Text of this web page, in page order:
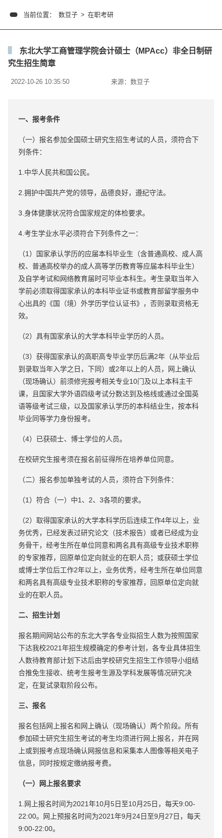
当前位置： 数豆子 > 在职考研
东北大学工商管理学院会计硕士（MPAcc）非全日制研
究生招生简章
2022-10-26 10:35:50 来源： 数豆子
一、报考条件
（一）报名参加全国硕士研究生招生考试的人员，须符合下
列条件：
1.中华人民共和国公民。
2.拥护中国共产党的领导，品德良好，遵纪守法。
3.身体健康状况符合国家规定的体检要求。
4.考生学业水平必须符合下列条件之一：
（1）国家承认学历的应届本科毕业生（含普通高校、成人高
校、普通高校举办的成人高等学历教育等应届本科毕业生）
及自学考试和网络教育届时可毕业本科生。考生录取当年入
学前必须取得国家承认的本科毕业证书或教育部留学服务中
心出具的《国（境）外学历学位认证书》，否则录取资格无
效。
（2）具有国家承认的大学本科毕业学历的人员。
（3）获得国家承认的高职高专毕业学历后满2年（从毕业后
到录取当年入学之日，下同）或2年以上的人员，网上确认
（现场确认）前须修完报考相关专业10门及以上本科主干
课，且国家大学外语四级考试分数达到及格线或通过全国英
语等级考试三级，以及国家承认学历的本科结业生，按本科
毕业同等学力身份报考。
（4）已获硕士、博士学位的人员。
在校研究生报考须在报名前征得所在培养单位同意。
（二）报名参加单独考试的人员，须符合下列条件：
（1）符合（一）中1、2、3各项的要求。
（2）取得国家承认的大学本科学历后连续工作4年以上，业
务优秀，已经发表过研究论文（技术报告）或者已经成为业
务骨干，经考生所在单位同意和两名具有高级专业技术职称
的专家推荐，回原单位定向就业的在职人员；或获硕士学位
或博士学位后工作2年以上，业务优秀，经考生所在单位同意
和两名具有高级专业技术职称的专家推荐，回原单位定向就
业的在职人员。
二、招生计划
报名期间网站公布的东北大学各专业拟招生人数为按照国家
下达我校2021年招生规模确定的参考计划，各专业具体招生
人数待教育部计划下达后由学校研究生招生工作领导小组结
合推免生接收、统考生报考生源及学科发展等情况研究决
定，在复试录取阶段公布。
三、报名
报名包括网上报名和网上确认（现场确认）两个阶段。所有
参加硕士研究生招生考试的考生均须进行网上报名，并在网
上或到报考点现场确认网报信息和采集本人图像等相关电子
信息，同时按规定缴纳报考费。
（一）网上报名要求
1.网上报名时间为2021年10月5日至10月25日，每天9:00-
22:00。网上预报名时间为2021年9月24日至9月27日，每天
9:00-22:00。